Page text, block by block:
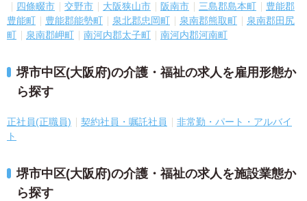
四條畷市
交野市 大阪狭山市 阪南市 三島郡島本町
豊能郡
豊能町
豊能郡能勢町 泉北郡忠岡町 泉南郡熊取町
泉南郡田尻
町
泉南郡岬町 南河内郡太子町 南河内郡河南町
堺市中区(大阪府)の介護・福祉の求人を雇用形態か
ら探す
正社員(正職員) 契約社員・嘱託社員
非常勤・パート・アルバイ
ト
堺市中区(大阪府)の介護・福祉の求人を施設業態か
ら探す